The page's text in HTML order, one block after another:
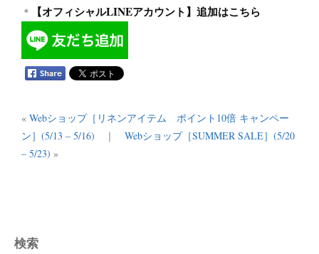
＊ 【オフィシャルLINEアカウント】追加はこちら
« Webショップ［リネンアイテム ポイント10倍 キャンペー
ン］(5/13 – 5/16) ｜ Webショップ［SUMMER SALE］(5/20
– 5/23) »
検索